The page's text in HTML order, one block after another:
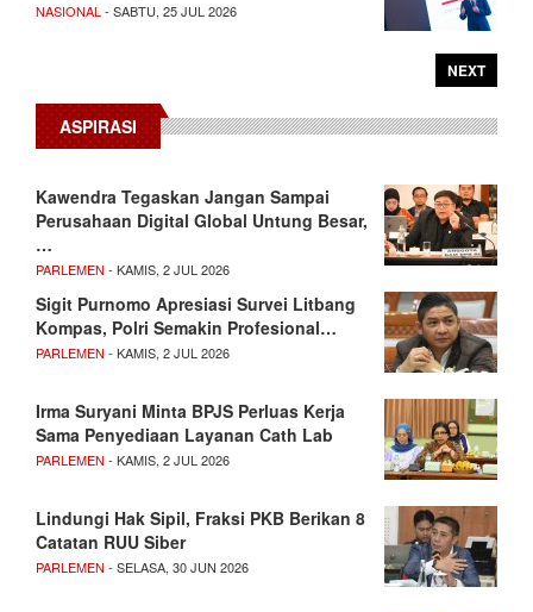
NASIONAL- SABTU, 25 JUL 2026
NEXT
ASPIRASI
Kawendra Tegaskan Jangan Sampai
Perusahaan Digital Global Untung Besar,
…
PARLEMEN - KAMIS, 2 JUL 2026
Sigit Purnomo Apresiasi Survei Litbang
Kompas, Polri Semakin Profesional…
PARLEMEN - KAMIS, 2 JUL 2026
Irma Suryani Minta BPJS Perluas Kerja
Sama Penyediaan Layanan Cath Lab
PARLEMEN - KAMIS, 2 JUL 2026
Lindungi Hak Sipil, Fraksi PKB Berikan 8
Catatan RUU Siber
PARLEMEN - SELASA, 30 JUN 2026